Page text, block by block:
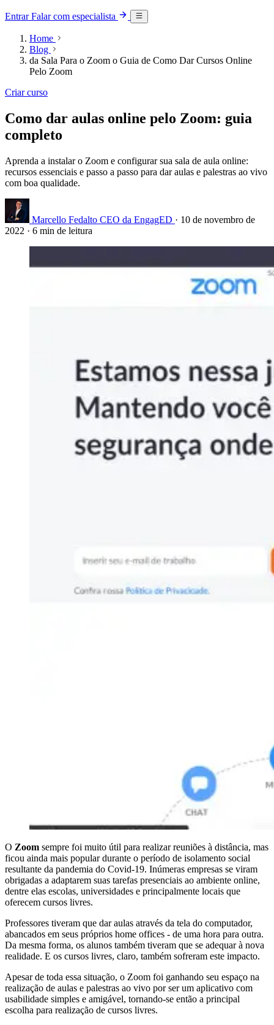
EntrarFalar com especialista
Home
Blog
da Sala Para o Zoom o Guia de Como Dar Cursos Online
Pelo Zoom
Criar curso
Como dar aulas online pelo Zoom: guia
completo
Aprenda a instalar o Zoom e configurar sua sala de aula online:
recursos essenciais e passo a passo para dar aulas e palestras ao vivo
com boa qualidade.
Marcello Fedalto CEO da EngagED · 10 de novembro de
2022 · 6 min de leitura
O Zoom sempre foi muito útil para realizar reuniões à distância, mas
ficou ainda mais popular durante o período de isolamento social
resultante da pandemia do Covid-19. Inúmeras empresas se viram
obrigadas a adaptarem suas tarefas presenciais ao ambiente online,
dentre elas escolas, universidades e principalmente locais que
oferecem cursos livres.
Professores tiveram que dar aulas através da tela do computador,
abancados em seus próprios home offices - de uma hora para outra.
Da mesma forma, os alunos também tiveram que se adequar à nova
realidade. E os cursos livres, claro, também sofreram este impacto.
Apesar de toda essa situação, o Zoom foi ganhando seu espaço na
realização de aulas e palestras ao vivo por ser um aplicativo com
usabilidade simples e amigável, tornando-se então a principal
escolha para realização de cursos livres.